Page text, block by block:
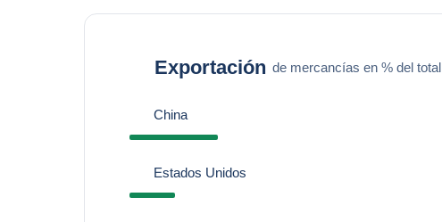
Exportación de mercancías en % del total
China
Estados Unidos